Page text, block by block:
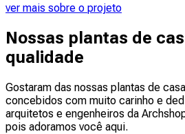
ver mais sobre o projeto
Nossas plantas de
qualidade
Gostaram das nossas plantas de
concebidos com muito carinho e
arquitetos e engenheiros da
pois adoramos você aqui.